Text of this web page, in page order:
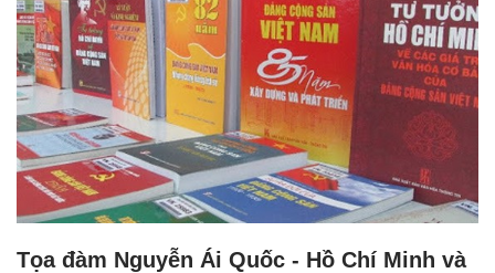
Tọa đàm Nguyễn Ái Quốc - Hồ Chí Minh và